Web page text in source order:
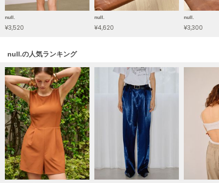
gelato pique
ジェラート ピケ
GELATO PIQUE CAT&DOG
gelato pique Sleep
ジェラート ピケ スリープ
GRAMICCI
グラミチ
Henon.
へノン
HUNTER
ハンター
null.
¥3,520
null.
¥4,620
null.
¥3,300
null.の人気ランキング